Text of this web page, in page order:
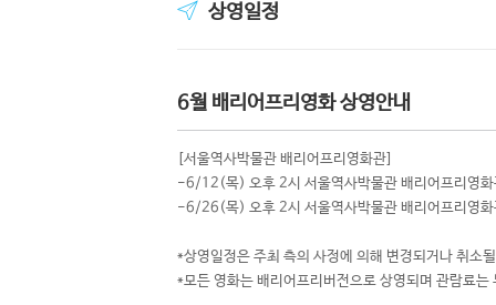
상영일정
6월 배리어프리영화 상영안내
[서울역사박물관 배리어프리영화관]
-6/12(목) 오후 2시 서울역사박물관 배리어프리영
-6/26(목) 오후 2시 서울역사박물관 배리어프리영
*상영일정은 주최 측의 사정에 의해 변경되거나 취소
*모든 영화는 배리어프리버전으로 상영되며 관람료는